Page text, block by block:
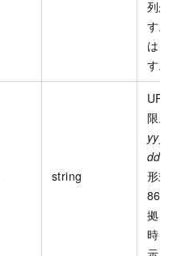
列
す
は 1
す。
string
限
dd
形
拠
時